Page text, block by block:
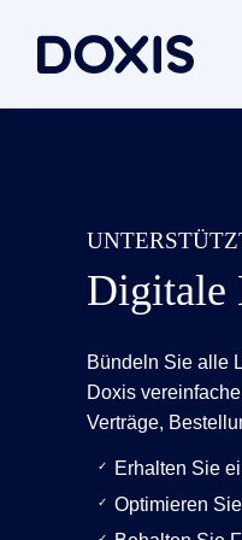
Digitale
Bündeln Sie alle
Doxis
Verträge,
Erhalten Sie
Optimieren